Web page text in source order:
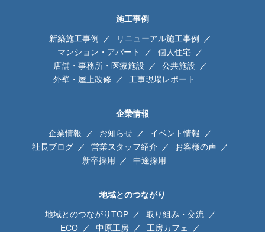
施工事例
新築施工事例
リニューアル施工事例
マンション・アパート
個人住宅
店舗・事務所・医療施設
公共施設
外壁・屋上改修
工事現場レポート
企業情報
企業情報 お知らせ
イベント情報
社長ブログ
営業スタッフ紹介
お客様の声
新卒採用
中途採用
地域とのつながり
地域とのつながりTOP
取り組み・交流
ECO
中原工房 工房カフェ